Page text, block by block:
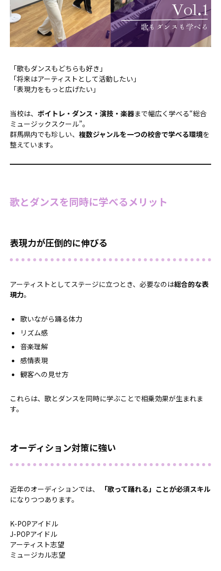
「歌もダンスもどちらも好き」
「将来はアーティストとして活動したい」
「表現力をもっと広げたい」
当校は、 ボイトレ・ダンス・演技・楽器まで幅広く学べる“総合
ミュージックスクール”。
群馬県内でも珍しい、 複数ジャンルを一つの校舎で学べる環境を
整えています。
歌とダンスを同時に学べるメリット
表現力が圧倒的に伸びる
アーティストとしてステージに立つとき、必要なのは総合的な表
現力。
歌いながら踊る体力
リズム感
音楽理解
感情表現
観客への見せ方
これらは、歌とダンスを同時に学ぶことで相乗効果が生まれま
す。
オーディション対策に強い
近年のオーディションでは、
「歌って踊れる」ことが必須スキル
になりつつあります。
K-POPアイドル
J-POPアイドル
アーティスト志望
ミュージカル志望